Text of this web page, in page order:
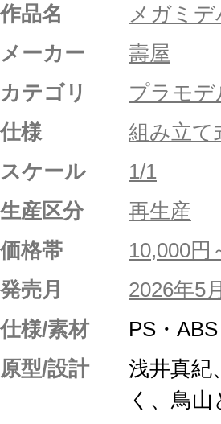
作品名
メガミデ
メーカー
壽屋
カテゴリ
プラモデ
仕様
組み立て
スケール
1/1
生産区分
再生産
価格帯
10,000円
発売月
2026年5月
仕様/素材
PS・
原型/設計
浅井真紀
く、鳥山